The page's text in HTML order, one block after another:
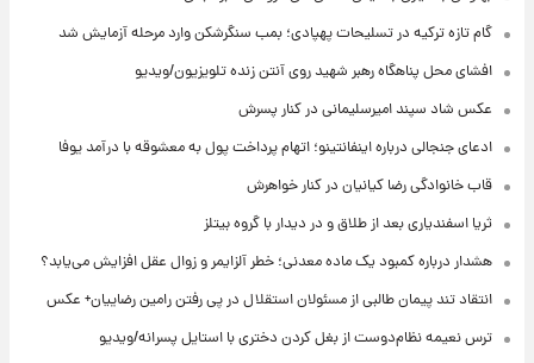
گام تازه ترکیه در تسلیحات پهپادی؛ بمب سنگرشکن وارد مرحله آزمایش شد
افشای محل پناهگاه‌ رهبر شهید روی آنتن زنده تلویزیون/ویدیو
عکس شاد سپند امیرسلیمانی در کنار پسرش
ادعای جنجالی درباره اینفانتینو؛ اتهام پرداخت پول به معشوقه با درآمد یوفا
قاب خانوادگی رضا کیانیان در کنار خواهرش
ثریا اسفندیاری بعد از طلاق و در دیدار با گروه بیتلز
هشدار درباره کمبود یک ماده معدنی؛ خطر آلزایمر و زوال عقل افزایش می‌یابد؟
انتقاد تند پیمان طالبی از مسئولان استقلال در پی رفتن رامین رضاییان+ عکس
ترس نعیمه نظام‌دوست از بغل کردن دختری با استایل پسرانه/ویدیو